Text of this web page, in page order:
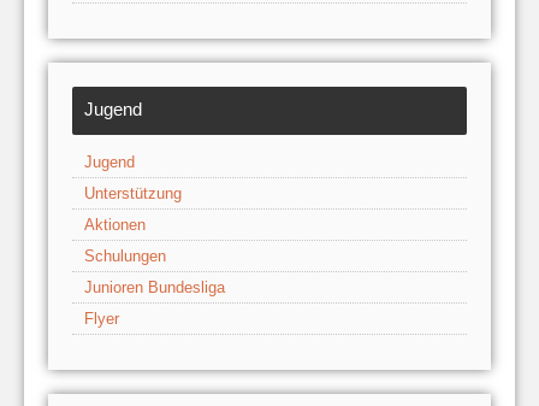
Jugend
Jugend
Unterstützung
Aktionen
Schulungen
Junioren Bundesliga
Flyer